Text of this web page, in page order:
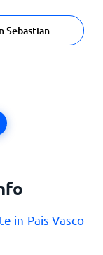
Sebastian
in Pais Vasco